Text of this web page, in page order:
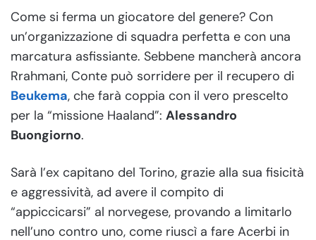
Come si ferma un giocatore del genere? Con
un’organizzazione di squadra perfetta e con una
marcatura asfissiante. Sebbene mancherà ancora
Rrahmani, Conte può sorridere per il recupero di
Beukema, che farà coppia con il vero prescelto
per la “missione Haaland”: Alessandro
Buongiorno.
Sarà l’ex capitano del Torino, grazie alla sua fisicità
e aggressività, ad avere il compito di
“appiccicarsi” al norvegese, provando a limitarlo
nell’uno contro uno, come riuscì a fare Acerbi in